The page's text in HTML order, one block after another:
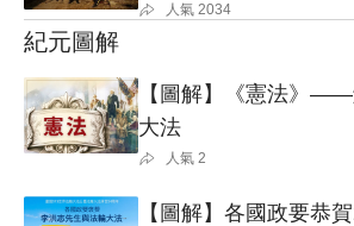
人氣 2034
紀元圖解
【圖解】《憲法》
大法
人氣 2
【圖解】各國政要恭